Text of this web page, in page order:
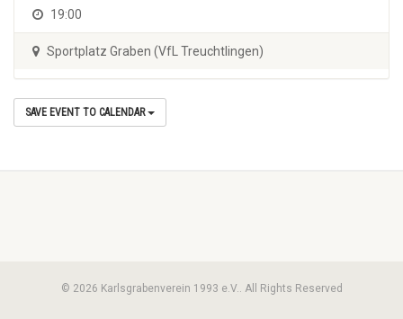
19:00
Sportplatz Graben (VfL Treuchtlingen)
SAVE EVENT TO CALENDAR
© 2026 Karlsgrabenverein 1993 e.V.. All Rights Reserved